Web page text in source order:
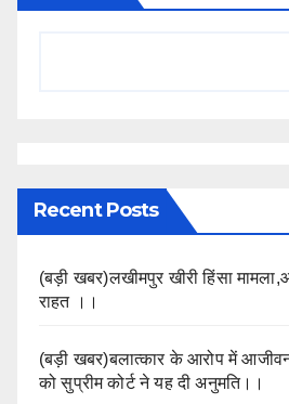
Recent Posts
(बड़ी खबर)लखीमपुर खीरी हिंसा
राहत ।।
(बड़ी खबर)बलात्कार के आरोप में
को सुप्रीम कोर्ट ने यह दी अनुमति।।